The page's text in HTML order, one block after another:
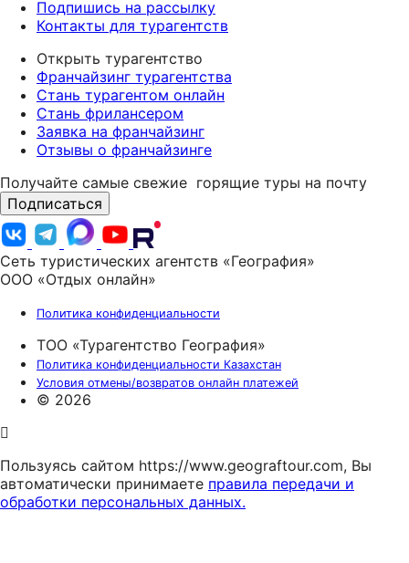
Подпишись на рассылку
Контакты для турагентств
Открыть турагентство
Франчайзинг турагентства
Стань турагентом онлайн
Стань фрилансером
Заявка на франчайзинг
Отзывы о франчайзинге
Получайте самые свежие горящие туры на почту
Подписаться
Сеть туристических агентств «География»
ООО «Отдых онлайн»
Политика конфиденциальности
ТОО «Турагентство География»
Политика конфиденциальности Казахстан
Условия отмены/возвратов онлайн платежей
© 2026
Пользуясь сайтом https://www.geograftour.com, Вы
автоматически принимаете правила передачи и
обработки персональных данных.